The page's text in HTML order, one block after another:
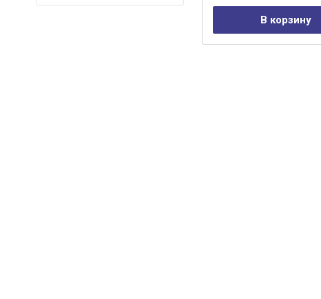
В корзину